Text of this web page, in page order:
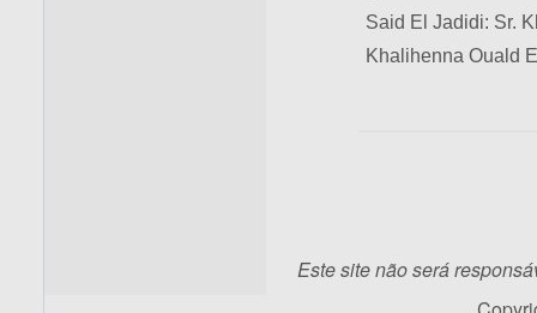
Said El Jadidi: Sr.
Khalihenna Ouald
Este site não será